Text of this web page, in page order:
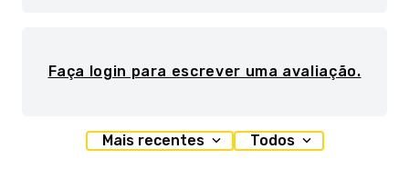
Faça login para escrever uma avaliação.
Mais recentes Todos